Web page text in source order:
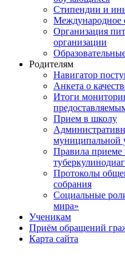
Стипендии и
Международное
Организация
организации
Родителям
Навигатор
Анкета о
Итоги
Прием в школу
муниципальной
Правила
Протоколы
собрания
Социальные
мира»
Ученикам
Приём обращений
Карта сайта